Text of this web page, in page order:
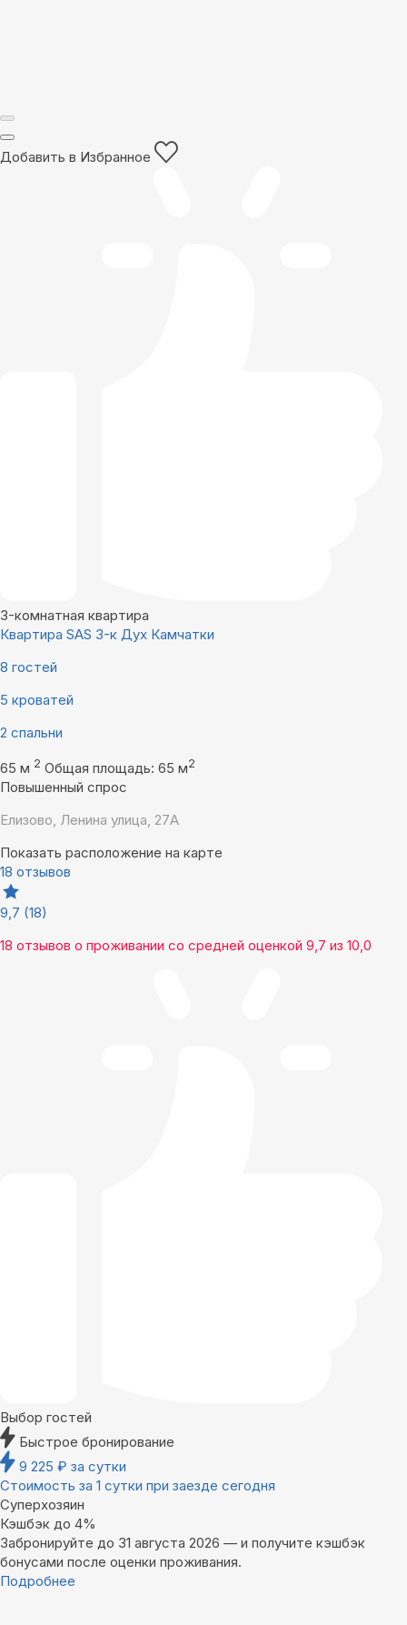
Добавить в Избранное
3-комнатная квартира
Квартира SAS 3-к Дух Камчатки
8 гостей
5 кроватей
2 спальни
65 м 2 Общая площадь: 65 м2
Повышенный спрос
Елизово, Ленина улица, 27А
Показать расположение на карте
18 отзывов
9,7 (18)
18 отзывов о проживании со средней оценкой 9,7 из 10,0
Выбор гостей
Быстрое бронирование
9 225 ₽ за сутки
Стоимость за 1 сутки при заезде сегодня
Суперхозяин
Кэшбэк до 4%
Забронируйте до 31 августа 2026 — и получите кэшбэк
бонусами после оценки проживания.
Подробнее